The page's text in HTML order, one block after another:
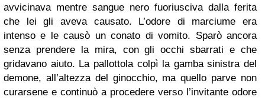
avvicinava mentre sangue nero fuoriusciva dalla ferita
che lei gli aveva causato. L’odore di marciume era
intenso e le causò un conato di vomito. Sparò ancora
senza prendere la mira, con gli occhi sbarrati e che
gridavano aiuto. La pallottola colpì la gamba sinistra del
demone, all’altezza del ginocchio, ma quello parve non
curarsene e continuò a procedere verso l’invitante odore